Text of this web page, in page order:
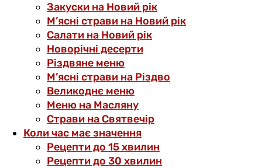
Закуски на Новий рік
М’ясні страви на Новий рік
Салати на Новий рік
Новорічні десерти
Різдвяне меню
М’ясні страви на Різдво
Великоднє меню
Меню на Масляну
Страви на Святвечір
Коли час має значення
Рецепти до 15 хвилин
Рецепти до 30 хвилин